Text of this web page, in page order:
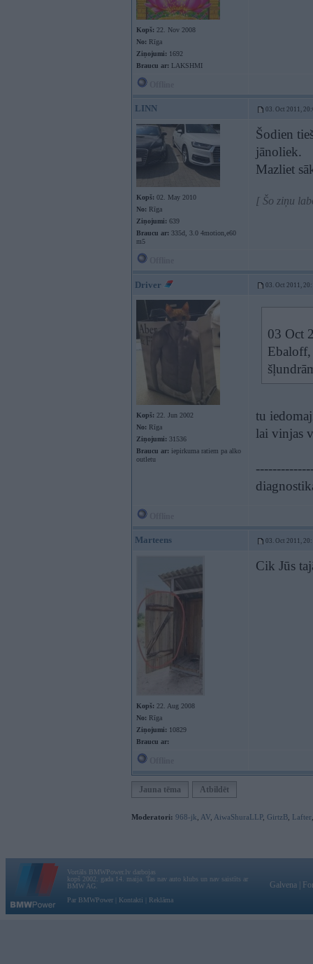
Kopš: 22. Nov 2008
No: Rīga
Ziņojumi: 1692
Braucu ar: LAKSHMI
LINN 03. Oct 2011,
Kopš: 02. May 2010
No: Rīga
Ziņojumi: 639
Braucu ar: 335d, 3.0 4motion,e60
m5
Šodien
jānoliek.
Mazliet
[ Šo ziņu
Driver 03. Oct 2011,
Kopš: 22. Jun 2002
No: Rīga
Ziņojumi: 31536
Braucu ar: iepirkuma ratiem pa alko
outletu
03 Oct
tu
lai vinjas
Marteens 03. Oct 2011,
Kopš: 22. Aug 2008
No: Rīga
Ziņojumi: 10829
Braucu ar:
Cik Jūs
Jauna tēma Atbildēt
Moderatori: 968-jk AV AiwaShuraLLP, GirtzB Lafter
Vortāls BMWPower.lv darbojas
kopš 2002. gada 14. maija. Tas nav auto klubs un nav saistīts ar
BMW AG.
Par BMWPower
Kontakti Reklāma
Galvena